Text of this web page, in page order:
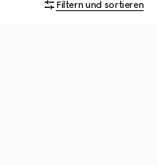
Filtern und sortieren